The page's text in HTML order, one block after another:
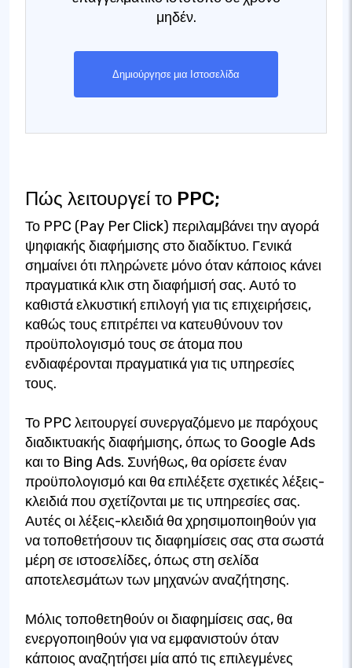
μηδέν.
Δημιούργησε μια Ιστοσελίδα
Πώς λειτουργεί το PPC;
Το PPC (Pay Per Click) περιλαμβάνει την αγορά
ψηφιακής διαφήμισης στο διαδίκτυο. Γενικά
σημαίνει ότι πληρώνετε μόνο όταν κάποιος κάνει
πραγματικά κλικ στη διαφήμισή σας. Αυτό το
καθιστά ελκυστική επιλογή για τις επιχειρήσεις,
καθώς τους επιτρέπει να κατευθύνουν τον
προϋπολογισμό τους σε άτομα που
ενδιαφέρονται πραγματικά για τις υπηρεσίες
τους.
Το PPC λειτουργεί συνεργαζόμενο με παρόχους
διαδικτυακής διαφήμισης, όπως το Google Ads
και το Bing Ads. Συνήθως, θα ορίσετε έναν
προϋπολογισμό και θα επιλέξετε σχετικές λέξεις-
κλειδιά που σχετίζονται με τις υπηρεσίες σας.
Αυτές οι λέξεις-κλειδιά θα χρησιμοποιηθούν για
να τοποθετήσουν τις διαφημίσεις σας στα σωστά
μέρη σε ιστοσελίδες, όπως στη σελίδα
αποτελεσμάτων των μηχανών αναζήτησης.
Μόλις τοποθετηθούν οι διαφημίσεις σας, θα
ενεργοποιηθούν για να εμφανιστούν όταν
κάποιος αναζητήσει μία από τις επιλεγμένες